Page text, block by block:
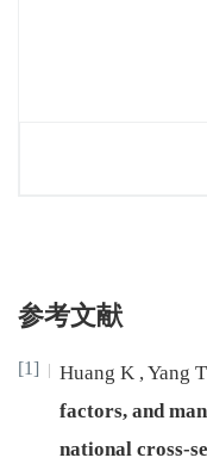
参考文献
[1] Huang K ,Yang T
factors, and
national cross-